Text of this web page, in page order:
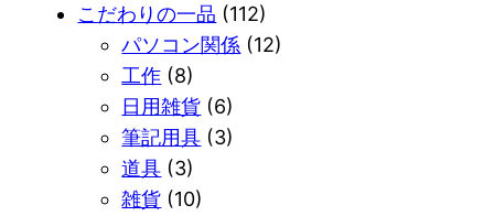
こだわりの一品 (112)
パソコン関係 (12)
工作 (8)
日用雑貨 (6)
筆記用具 (3)
道具 (3)
雑貨 (10)